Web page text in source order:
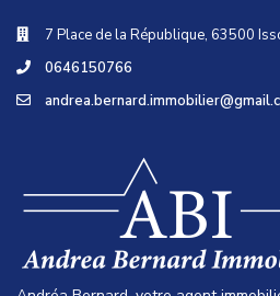
7 Place de la République, 63500
0646150766